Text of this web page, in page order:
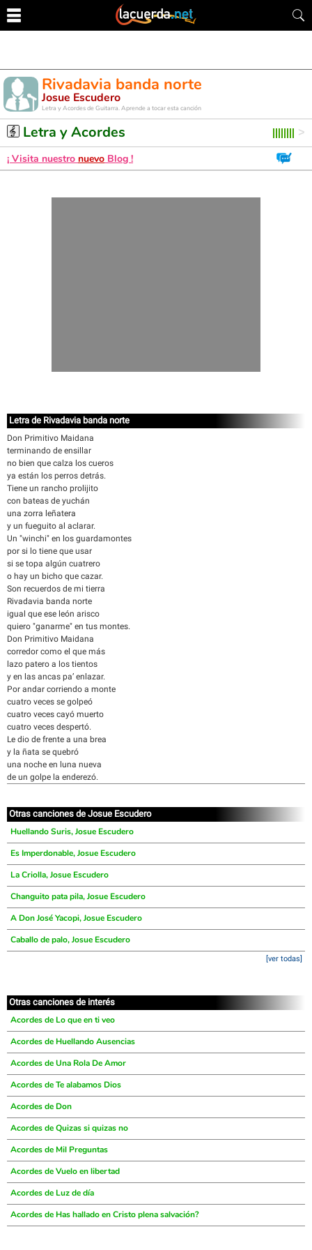
Rivadavia banda norte
Josue Escudero
Letra y Acordes de Guitarra. Aprende a tocar esta canción
Letra y Acordes
¡ Visita nuestro nuevo Blog !
Letra de Rivadavia banda norte
Don Primitivo Maidana
terminando de ensillar
no bien que calza los cueros
ya están los perros detrás.
Tiene un rancho prolijito
con bateas de yuchán
una zorra leñatera
y un fueguito al aclarar.
Un "winchi" en los guardamontes
por si lo tiene que usar
si se topa algún cuatrero
o hay un bicho que cazar.
Son recuerdos de mi tierra
Rivadavia banda norte
igual que ese león arisco
quiero "ganarme" en tus montes.
Don Primitivo Maidana
corredor como el que más
lazo patero a los tientos
y en las ancas pa’ enlazar.
Por andar corriendo a monte
cuatro veces se golpeó
cuatro veces cayó muerto
cuatro veces despertó.
Le dio de frente a una brea
y la ñata se quebró
una noche en luna nueva
de un golpe la enderezó.
Otras canciones de Josue Escudero
Huellando Suris, Josue Escudero
Es Imperdonable, Josue Escudero
La Criolla, Josue Escudero
Changuito pata pila, Josue Escudero
A Don José Yacopi, Josue Escudero
Caballo de palo, Josue Escudero
[ver todas]
Otras canciones de interés
Acordes de Lo que en ti veo
Acordes de Huellando Ausencias
Acordes de Una Rola De Amor
Acordes de Te alabamos Dios
Acordes de Don
Acordes de Quizas si quizas no
Acordes de Mil Preguntas
Acordes de Vuelo en libertad
Acordes de Luz de día
Acordes de Has hallado en Cristo plena salvación?